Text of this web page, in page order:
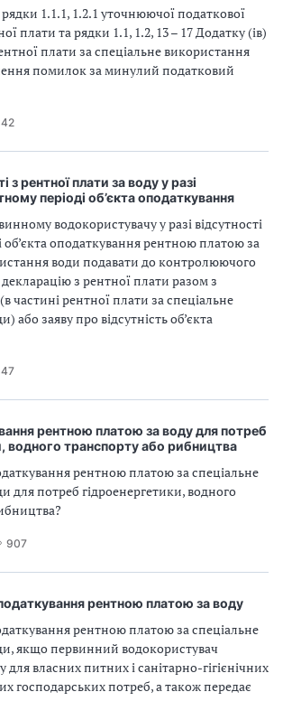
1.1.1, 1.2.1 уточнюючої податкової
плати та рядки 1.1, 1.2, 13 – 17 Додатку (ів)
плати за спеціальне використання
помилок за минулий податковий
з рентної плати за воду у разі
періоді об’єкта оподаткування
водокористувачу у разі відсутності
об’єкта оподаткування рентною платою за
води подавати до контролюючого
з рентної плати разом з
частині рентної плати за спеціальне
або заяву про відсутність об’єкта
рентною платою за воду для потреб
водного транспорту або рибництва
рентною платою за спеціальне
для потреб гідроенергетики, водного
907
рентною платою за воду
рентною платою за спеціальне
якщо первинний водокористувач
для власних питних і санітарно-гігієнічних
господарських потреб, а також передає